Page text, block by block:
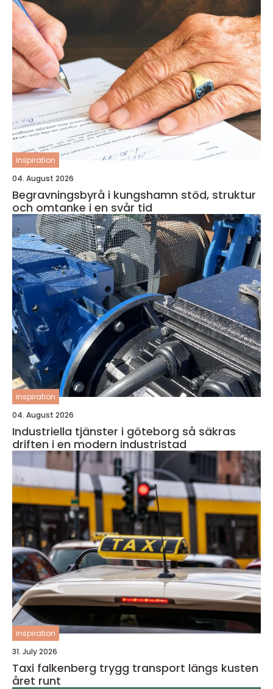
inspiration
04. August 2026
Begravningsbyrå i kungshamn stöd, struktur
och omtanke i en svår tid
inspiration
04. August 2026
Industriella tjänster i göteborg så säkras
driften i en modern industristad
inspiration
31. July 2026
Taxi falkenberg trygg transport längs kusten
året runt